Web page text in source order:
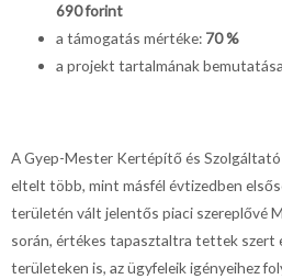
690forint
a támogatás mértéke: 70 %
a projekt tartalmának
A Gyep-Mester Kertépítő és
eltelt több, mint másfél évtizedben
területén vált jelentős piaci szereplővé
során, értékes tapasztaltra tettek szert
területeken is, az ügyfeleik igényeihez